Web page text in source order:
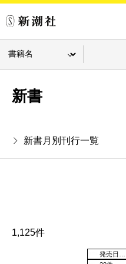
新書
新書月別刊行一覧
1,125件